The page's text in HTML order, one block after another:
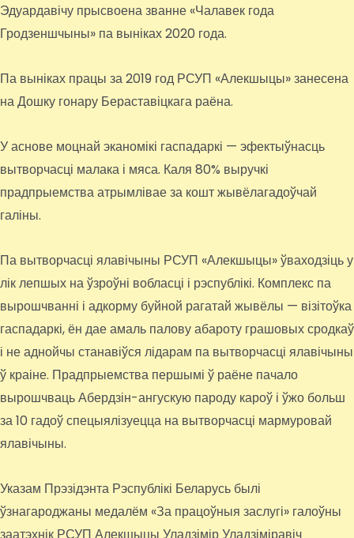
Эдуардавічу прысвоена званне «Чалавек года
Гродзеншчыны» па выніках 2020 года.
Па выніках працы за 2019 год РСУП «Алекшыцы» занесена
на Дошку гонару Бераставіцкага раёна.
У аснове моцнай эканомікі гаспадаркі — эфектыўнасць
вытворчасці малака і мяса. Каля 80% выручкі
прадпрыемства атрымлівае за кошт жывёлагадоўчай
галіны.
Па вытворчасці ялавічыны РСУП «Алекшыцы» ўваходзіць у
лік лепшых на ўзроўні вобласці і рэспублікі. Комплекс па
вырошчванні і адкорму буйной рагатай жывёлы — візітоўка
гаспадаркі, ён дае амаль палову абароту грашовых сродкаў
і не аднойчы станавіўся лідарам па вытворчасці ялавічыны
ў краіне. Прадпрыемства першымі ў раёне пачало
вырошчваць Абердзін-ангускую пароду кароў і ўжо больш
за 10 гадоў спецыялізуецца на вытворчасці мармуровай
ялавічыны.
Указам Прэзідэнта Рэспублікі Беларусь былі
ўзнагароджаны медалём «За працоўныя заслугі» галоўны
заатэхнік РСУП Алекшыцы Уладзімір Уладзіміравіч